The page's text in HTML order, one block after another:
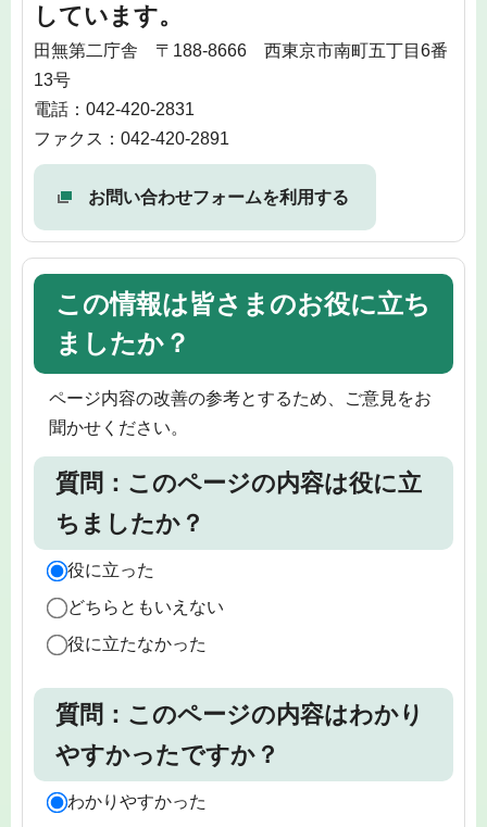
しています。
田無第二庁舎 〒188-8666 西東京市南町五丁目6番
13号
電話：042-420-2831
ファクス：042-420-2891
お問い合わせフォームを利用する
この情報は皆さまのお役に立ち
ましたか？
ページ内容の改善の参考とするため、ご意見をお
聞かせください。
質問：このページの内容は役に立
ちましたか？
役に立った
どちらともいえない
役に立たなかった
質問：このページの内容はわかり
やすかったですか？
わかりやすかった